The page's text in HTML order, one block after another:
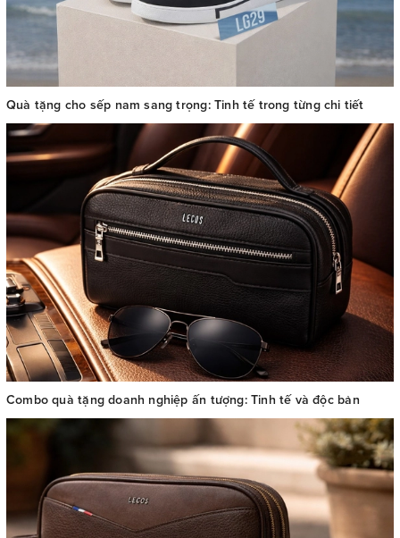
Quà tặng cho sếp nam sang trọng: Tinh tế trong từng chi tiết
Combo quà tặng doanh nghiệp ấn tượng: Tinh tế và độc bản